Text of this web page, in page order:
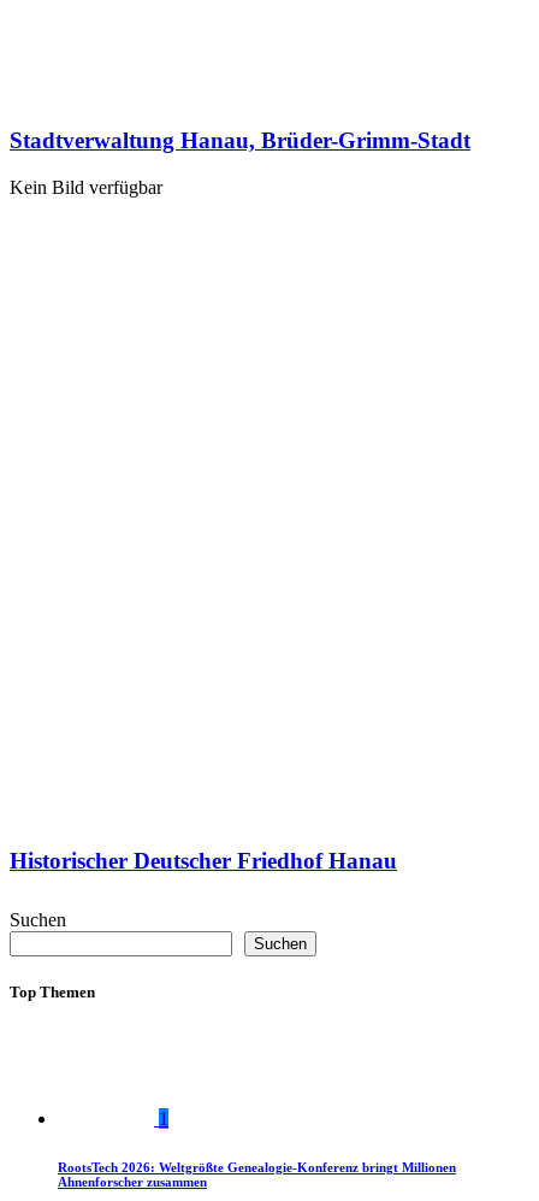
Stadtverwaltung Hanau, Brüder-Grimm-Stadt
Kein Bild verfügbar
Historischer Deutscher Friedhof Hanau
Suchen
Suchen
Top Themen
1
RootsTech 2026: Weltgrößte Genealogie-Konferenz bringt Millionen
Ahnenforscher zusammen